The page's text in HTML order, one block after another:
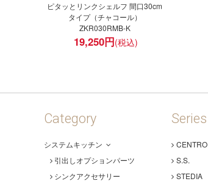
ピタッとリンクシェルフ 間口30cm
タイプ（チャコール）
ZKR030RMB-K
19,250円
Category
システムキッチン
引出しオプションパーツ
シンクアクセサリー
Series
CENTRO
S.S.
STEDIA